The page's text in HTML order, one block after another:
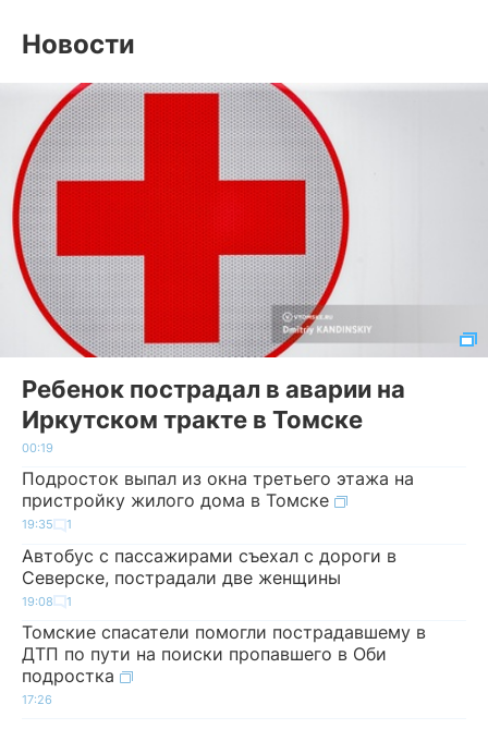
Новости
Ребенок пострадал в аварии на
Иркутском тракте в Томске
00:19
Подросток выпал из окна третьего этажа на
пристройку жилого дома в Томске
19:35 1
Автобус с пассажирами съехал с дороги в
Северске, пострадали две женщины
19:08 1
Томские спасатели помогли пострадавшему в
ДТП по пути на поиски пропавшего в Оби
подростка
17:26